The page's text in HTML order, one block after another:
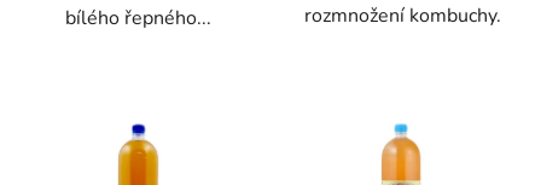
bílého řepného...
rozmnožení kombuchy.